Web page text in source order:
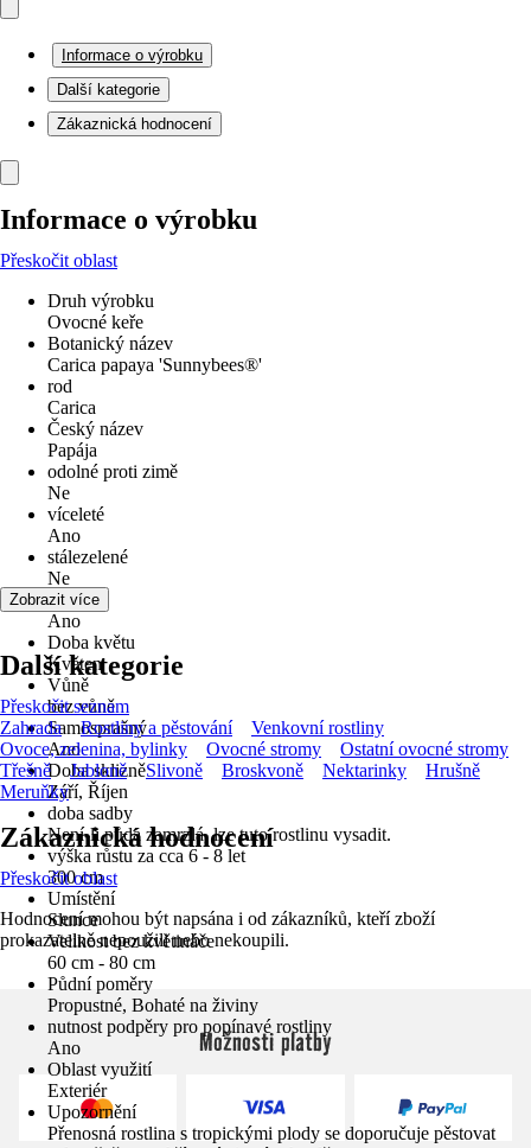
Informace o výrobku
Další kategorie
Zákaznická hodnocení
Informace o výrobku
Přeskočit oblast
Druh výrobku
Ovocné keře
Botanický název
Carica papaya 'Sunnybees®'
rod
Carica
Český název
Papája
odolné proti zimě
Ne
víceleté
Ano
stálezelené
Ne
Květ
Ano
Doba květu
Květen
Vůně
bez vůně
Samosprašný
Ano
Doba sklizně
Září, Říjen
doba sadby
Není-li půda zamrzlá, lze tuto rostlinu vysadit.
výška růstu za cca 6 - 8 let
300 cm
Umístění
Slunce
Velikost bez květináče
60 cm - 80 cm
Půdní poměry
Propustné, Bohaté na živiny
nutnost podpěry pro popínavé rostliny
Ano
Oblast využití
Exteriér
Upozornění
Přenosná rostlina s tropickými plody se doporučuje pěstovat
Zobrazit více
Další kategorie
Přeskočit seznam
Zahrada
Rostliny a pěstování
Venkovní rostliny
Ovoce, zelenina, bylinky
Ovocné stromy
Ostatní ovocné stromy
Třešně
Jabloně Slivoně Broskvoně Nektarinky
Hrušně
Meruňky
Zákaznická hodnocení
Přeskočit oblast
Hodnocení mohou být napsána i od zákazníků, kteří zboží
prokazatelně nepoužili nebo nekoupili.
Možnosti platby